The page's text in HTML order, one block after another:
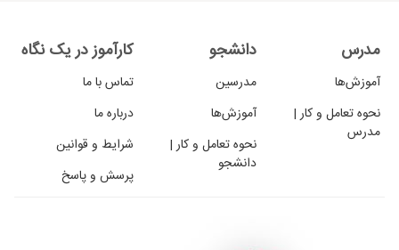
مدرس
آموزش‌ها
نحوه تعامل و کار |
مدرس
دانشجو
مدرسین
آموزش‌ها
نحوه تعامل و کار |
دانشجو
کارآموز در یک نگاه
تماس با ما
درباره ما
شرایط و قوانین
پرسش و پاسخ